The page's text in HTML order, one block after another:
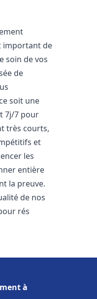
important de
soin de vos
de
soit une
7j/7 pour
très courts,
et
les
entière
la preuve.
de nos
rés
à